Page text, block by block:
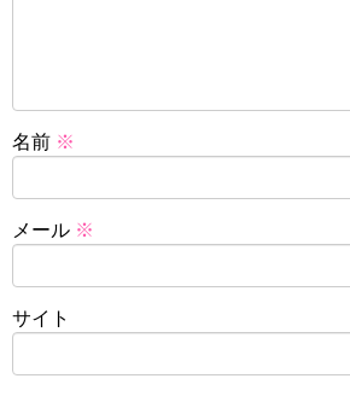
名前 ※
メール ※
サイト